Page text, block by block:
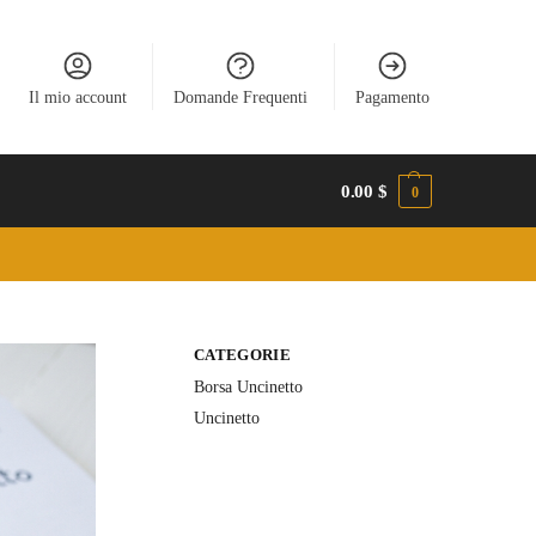
Il mio account Domande Frequenti Pagamento
0.00$ 0
CATEGORIE
Borsa Uncinetto
Uncinetto